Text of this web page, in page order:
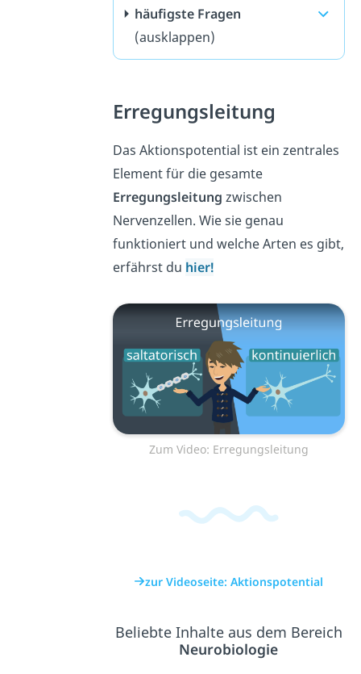
häufigste Fragen
(ausklappen)
Erregungsleitung
Das Aktionspotential ist ein zentrales
Element für die gesamte
Erregungsleitung zwischen
Nervenzellen. Wie sie genau
funktioniert und welche Arten es gibt,
erfährst du hier!
Zum Video: Erregungsleitung
zur Videoseite: Aktionspotential
Beliebte Inhalte aus dem Bereich
Neurobiologie